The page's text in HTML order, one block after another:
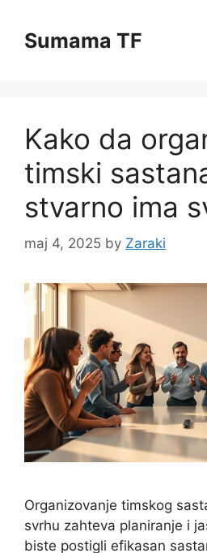
contentSumama TF
Kako da
timski
stvarno ima
maj 4, 2025 by Zaraki
Organizovanje timskog
svrhu zahteva planiranje i
biste postigli efikasan